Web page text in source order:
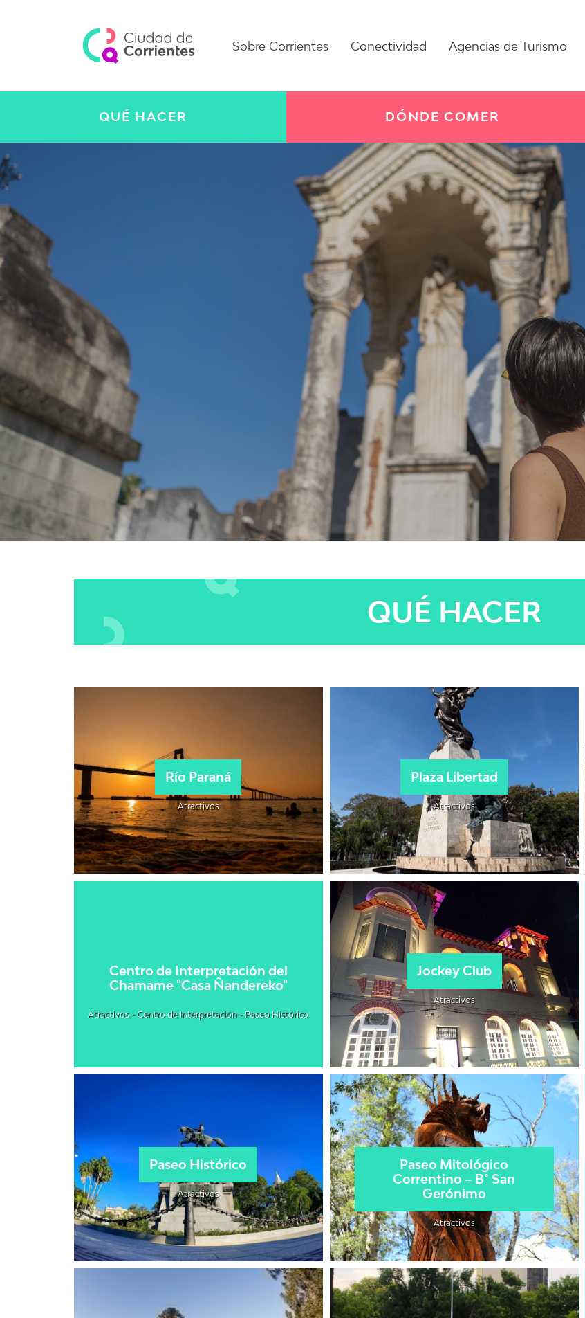
Sobre Corrientes Conectividad Agencias de Turismo
QUÉ HACER DÓNDE COMER
QUÉ HACER
Río Paraná
Atractivos
Plaza Libertad
Atractivos
Centro de Interpretación del
Chamame "Casa Ñandereko"
Atractivos - Centro de Interpretación - Paseo Histórico
Jockey Club
Atractivos
Paseo Histórico
Atractivos
Paseo Mitológico
Correntino – B° San
Gerónimo
Atractivos